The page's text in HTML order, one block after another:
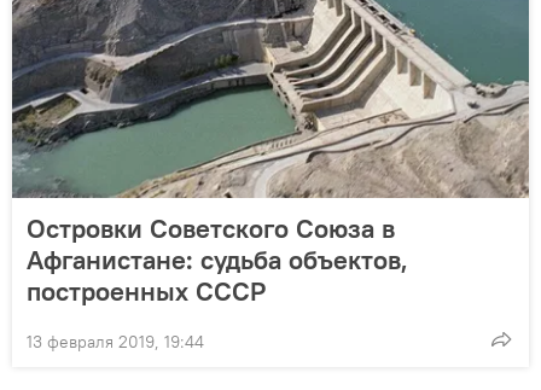
Островки Советского Союза в
Афганистане: судьба объектов,
построенных СССР
13 февраля 2019, 19:44